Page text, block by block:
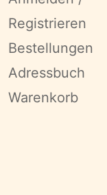
Registrieren
Bestellungen
Adressbuch
Warenkorb